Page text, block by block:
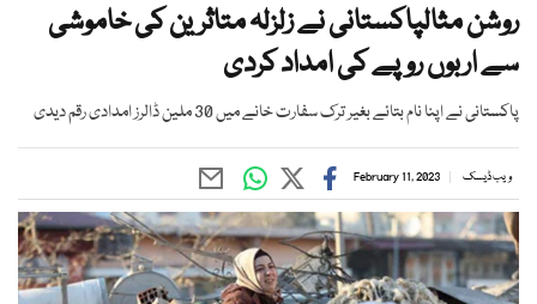
روشن مثالپاکستانی نے زلزلہ متاثرین کی خاموشی
سے اربوں روپے کی امداد کردی
پاکستانی نے اپنا نام بتائے بغیر ترک سفارت خانے میں 30 ملین ڈالرز امدادی رقم دیدی
ویب ڈیسک February 11, 2023